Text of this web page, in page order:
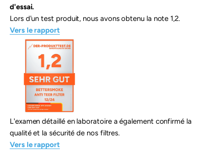
d'essai.
Lors d'un test produit, nous avons obtenu la note 1,2.
Vers le rapport
L'examen détaillé en laboratoire a également confirmé la
qualité et la sécurité de nos filtres.
Vers le rapport